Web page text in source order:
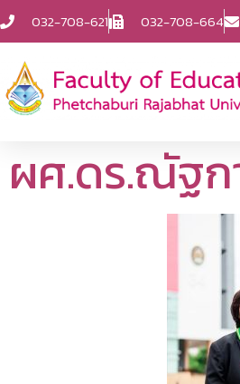
032-708-621 032-708-664
ผศ.ดร.ณัฐ